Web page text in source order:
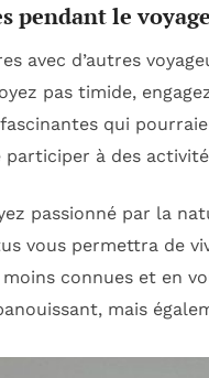
pendant le voyage
avec d’autres
pas timide,
qui
participer à des
passionné par la
vous permettra de
connues et en
mais